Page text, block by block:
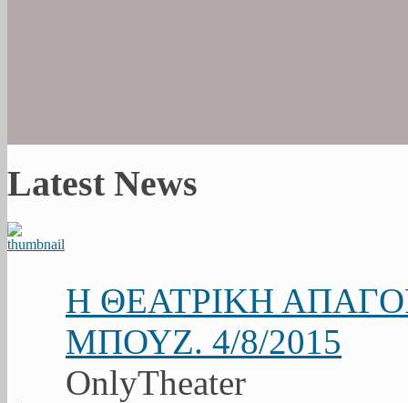
Latest News
Η ΘΕΑΤΡΙΚΗ
ΜΠΟΥΖ. 4/8/2015
OnlyTheater